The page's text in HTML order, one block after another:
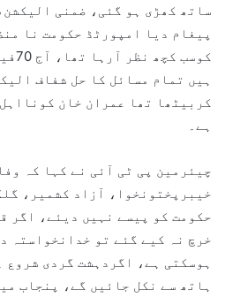
ساتھ کھڑی ہو گئی، ضمنی
پیغام دیا امپورٹڈ حکومت نا
ہیں تمام مسائل کا حل شفاف
کربیٹھا تھا عمران خان
ہے۔
چیئرمین پی ٹی آئی نے کہا کہ
خیبرپختونخوا، آزاد کشمیر،
حکومت کو پیسے نہیں دیئے، اگر
خرچ نہ کیے گئے تو خدانخواستہ
ہوسکتی ہے، اگردہشت گردی شروع
ہاتھ سے نکل جائیں گے، پنجاب